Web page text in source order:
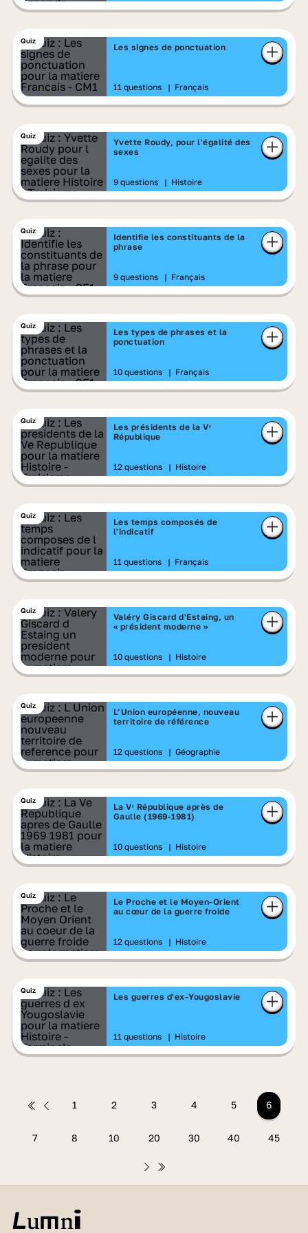
Quiz
Les signes de ponctuation
11 questions | Français
Quiz
Yvette Roudy, pour l'égalité des
sexes
9 questions | Histoire
Quiz
Identifie les constituants de la
phrase
9 questions | Français
Quiz
Les types de phrases et la
ponctuation
10 questions | Français
Quiz
Les présidents de la Vᵉ
République
12 questions | Histoire
Quiz
Les temps composés de
l'indicatif
11 questions | Français
Quiz
Valéry Giscard d'Estaing, un
« président moderne »
10 questions | Histoire
Quiz
L’Union européenne, nouveau
territoire de référence
12 questions | Géographie
Quiz
La Vᵉ République après de
Gaulle (1969-1981)
10 questions | Histoire
Quiz
Le Proche et le Moyen-Orient
au cœur de la guerre froide
12 questions | Histoire
Quiz
Les guerres d'ex-Yougoslavie
11 questions | Histoire
1 2 3 4 5 6
7 8 10 20 30 40 45